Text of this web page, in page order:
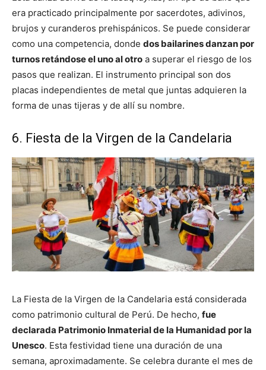
era practicado principalmente por sacerdotes, adivinos,
brujos y curanderos prehispánicos. Se puede considerar
como una competencia, donde dos bailarines danzan por
turnos retándose el uno al otro a superar el riesgo de los
pasos que realizan. El instrumento principal son dos
placas independientes de metal que juntas adquieren la
forma de unas tijeras y de allí su nombre.
6. Fiesta de la Virgen de la Candelaria
La Fiesta de la Virgen de la Candelaria está considerada
como patrimonio cultural de Perú. De hecho, fue
declarada Patrimonio Inmaterial de la Humanidad por la
Unesco. Esta festividad tiene una duración de una
semana, aproximadamente. Se celebra durante el mes de